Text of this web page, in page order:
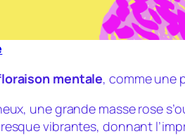
mentale, comme une
une grande masse rose
vibrantes, donnant